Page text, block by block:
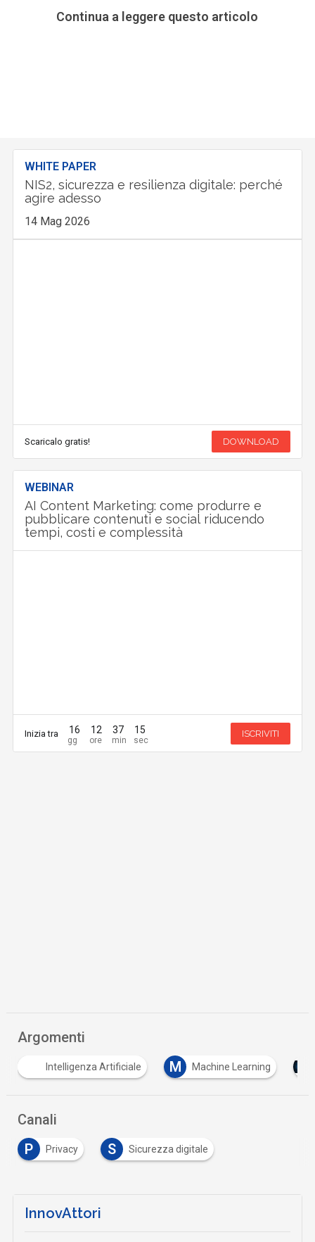
Continua a leggere questo articolo
WHITE PAPER
NIS2, sicurezza e resilienza digitale: perché
agire adesso
14 Mag 2026
Scaricalo gratis! DOWNLOAD
WEBINAR
AI Content Marketing: come produrre e
pubblicare contenuti e social riducendo
tempi, costi e complessità
Inizia tra 16 12 37 15 ISCRIVITI
Argomenti
Machine Learning Tutto su Cyber Security
Canali
P
Privacy S Sicurezza digitale
InnovAttori